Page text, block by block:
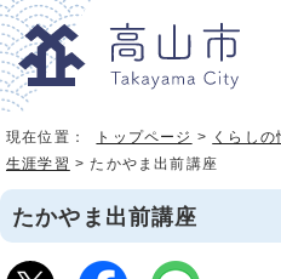
現在位置： トップページ > くらしの
生涯学習 > たかやま出前講座
たかやま出前講座